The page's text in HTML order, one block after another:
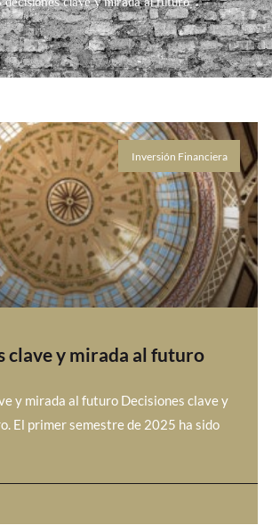
Inversión Financiera
clave y mirada al futuro
y mirada al futuro Decisiones clave y
El primer semestre de 2025 ha sido